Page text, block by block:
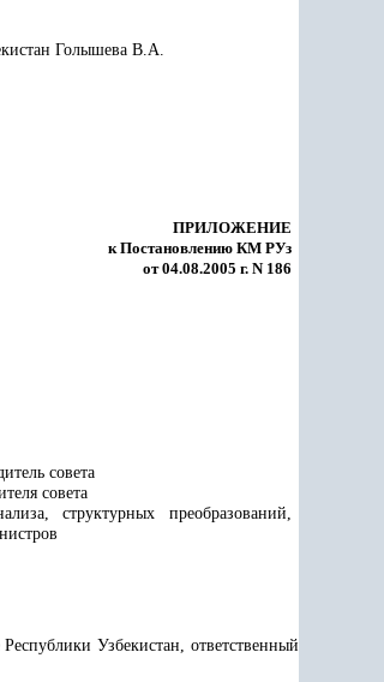
Голышева В.А.
ПРИЛОЖЕНИЕ
к Постановлению КМ РУз
от 04.08.2005 г. N 186
совета
совета
структурных преобразований,
Узбекистан, ответственный